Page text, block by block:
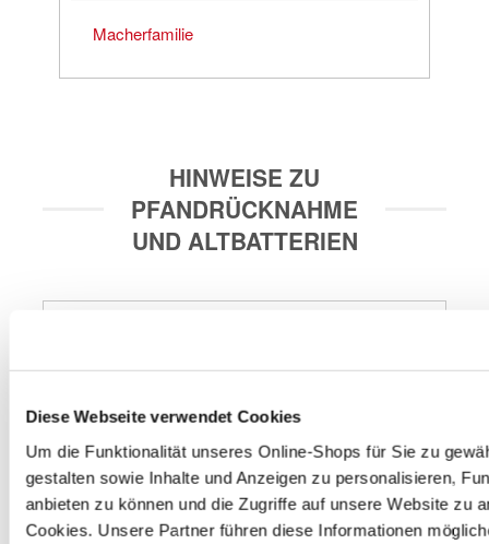
Diese Webseite verwendet Cookies
Um die Funktionalität unseres Online-Shops für Sie zu
gestalten sowie Inhalte und Anzeigen zu personalisieren,
anbieten zu können und die Zugriffe auf unsere Website zu
Cookies. Unsere Partner führen diese Informationen
Macherfamilie
HINWEISE ZU
PFANDRÜCKNAHME
UND ALTBATTERIEN
grünen Box kannst du Haushaltsbatterien, Leuchtmittel
und PU-Schaumdosen kostenlos zurückgeben. Wir
sorgen für das ordnungsgemäße Recycling bzw. die
entsprechende Entsorgung.